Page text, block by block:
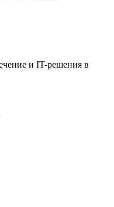
и IT-решения в